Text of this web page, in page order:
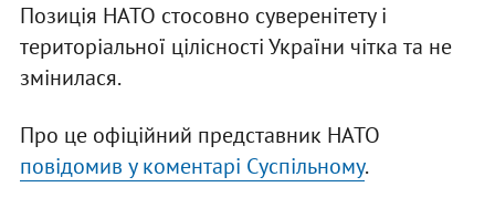
Позиція НАТО стосовно суверенітету і
територіальної цілісності України чітка та не
змінилася.
Про це офіційний представник НАТО
повідомив у коментарі Суспільному.